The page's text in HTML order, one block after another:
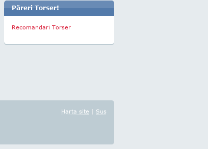
Păreri Torser!
Recomandari Torser
Harta site | Sus